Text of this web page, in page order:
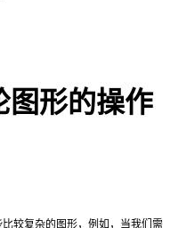
图形的操作
较复杂的图形，例如，当我们需